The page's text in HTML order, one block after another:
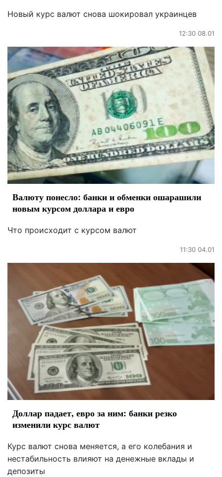
Новый курс валют снова шокировал украинцев
12:30 08.01
Валюту понесло: банки и обменки ошарашили
новым курсом доллара и евро
Что происходит с курсом валют
11:30 04.01
Доллар падает, евро за ним: банки резко
изменили курс валют
Курс валют снова меняется, а его колебания и
нестабильность влияют на денежные вклады и
депозиты